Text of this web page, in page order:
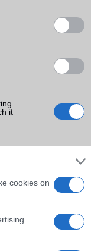
it
cookies on
Ft (új)